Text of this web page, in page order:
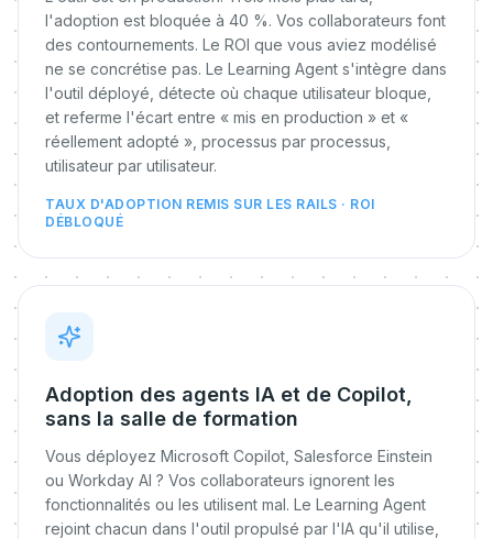
l'adoption est bloquée à 40 %. Vos collaborateurs font
des contournements. Le ROI que vous aviez modélisé
ne se concrétise pas. Le Learning Agent s'intègre dans
l'outil déployé, détecte où chaque utilisateur bloque,
et referme l'écart entre « mis en production » et «
réellement adopté », processus par processus,
utilisateur par utilisateur.
TAUX D'ADOPTION REMIS SUR LES RAILS · ROI
DÉBLOQUÉ
Adoption des agents IA et de Copilot,
sans la salle de formation
Vous déployez Microsoft Copilot, Salesforce Einstein
ou Workday AI ? Vos collaborateurs ignorent les
fonctionnalités ou les utilisent mal. Le Learning Agent
rejoint chacun dans l'outil propulsé par l'IA qu'il utilise,